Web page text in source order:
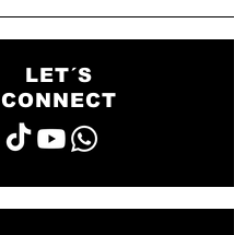
LET´S
CONNECT